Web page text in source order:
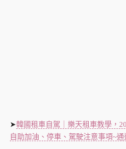
➤韓國租車自駕｜樂天租車教學，
自助加油、停車、駕駛注意事項~